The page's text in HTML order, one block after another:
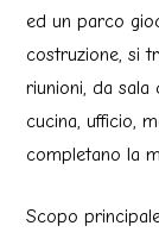
ed un parco
costruzione, si
riunioni, da sala
cucina, ufficio,
completano la
Scopo